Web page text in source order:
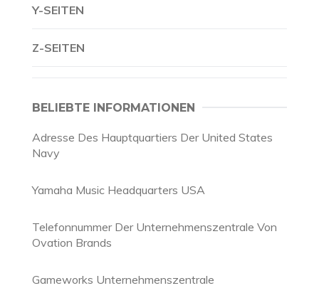
Y-SEITEN
Z-SEITEN
BELIEBTE INFORMATIONEN
Adresse Des Hauptquartiers Der United States
Navy
Yamaha Music Headquarters USA
Telefonnummer Der Unternehmenszentrale Von
Ovation Brands
Gameworks Unternehmenszentrale